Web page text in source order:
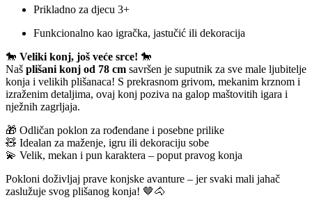
Prikladno za djecu 3+
Funkcionalno kao igračka, jastučić ili dekoracija
🐎 Veliki konj, još veće srce! 🐎
Naš plišani konj od 78 cm savršen je suputnik za sve male ljubitelje
konja i velikih plišanaca! S prekrasnom grivom, mekanim krznom i
izraženim detaljima, ovaj konj poziva na galop maštovitih igara i
nježnih zagrljaja.
🎁 Odličan poklon za rođendane i posebne prilike
🧸 Idealan za maženje, igru ili dekoraciju sobe
💫 Velik, mekan i pun karaktera – poput pravog konja
Pokloni doživljaj prave konjske avanture – jer svaki mali jahač
zaslužuje svog plišanog konja! 🤎🐴